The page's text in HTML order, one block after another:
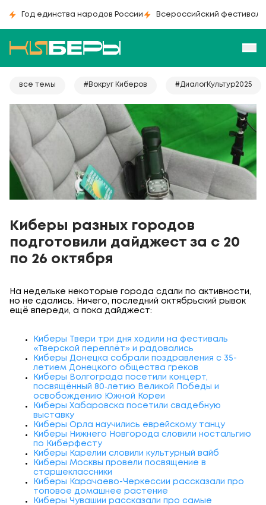
Год единства народов России Всероссийский фестиваль
все темы #Вокруг Киберов #ДиалогКультур2025
Киберы разных городов
подготовили дайджест за с 20
по 26 октября
На недельке некоторые города сдали по активности,
но не сдались. Ничего, последний октябрьский рывок
ещё впереди, а пока дайджест:
Киберы Твери три дня ходили на фестиваль
«Тверской переплёт» и радовались
Киберы Донецка собрали поздравления с 35-
летием Донецкого общества греков
Киберы Волгограда посетили концерт,
посвящённый 80‑летию Великой Победы и
освобождению Южной Кореи
Киберы Хабаровска посетили свадебную
выставку
Киберы Орла научились еврейскому танцу
Киберы Нижнего Новгорода словили ностальгию
по Киберфесту
Киберы Карелии словили культурный вайб
Киберы Москвы провели посвящение в
старшеклассники
Киберы Карачаево-Черкессии рассказали про
топовое домашнее растение
Киберы Чувашии рассказали про самые